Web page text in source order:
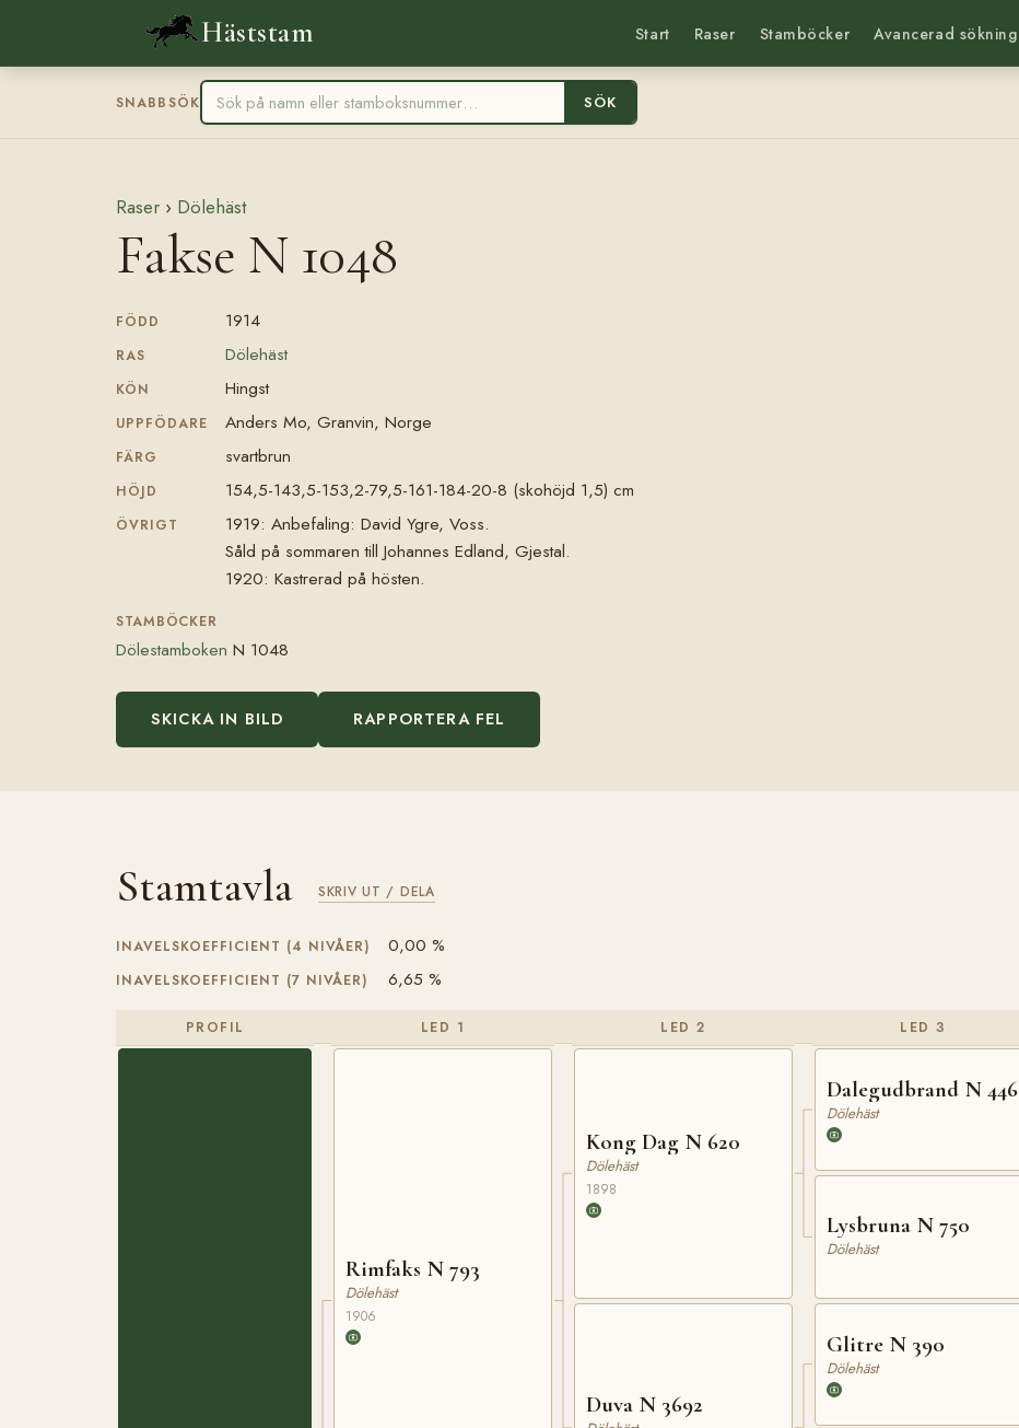
Häststam Start Raser Stamböcker Avancerad sökning
SNABBSÖK SÖK
Raser › Dölehäst
Fakse N 1048
FÖDD 1914
RAS Dölehäst
KÖN Hingst
UPPFÖDARE Anders Mo, Granvin, Norge
FÄRG svartbrun
HÖJD 154,5-143,5-153,2-79,5-161-184-20-8 (skohöjd 1,5) cm
ÖVRIGT
1919: Anbefaling: David Ygre, Voss.
Såld på sommaren till Johannes Edland, Gjestal.
1920: Kastrerad på hösten.
STAMBÖCKER
Dölestamboken N 1048
SKICKA IN BILD RAPPORTERA FEL
Stamtavla SKRIV UT / DELA
INAVELSKOEFFICIENT (4 NIVÅER) 0,00 %
INAVELSKOEFFICIENT (7 NIVÅER) 6,65 %
PROFIL LED 1
Rimfaks N 793
Dölehäst
1906
LED 2
Kong Dag N 620
Dölehäst
1898
Duva N 3692
LED 3
Dalegudbrand N 446
Dölehäst
Lysbruna N 750
Dölehäst
Glitre N 390
Dölehäst